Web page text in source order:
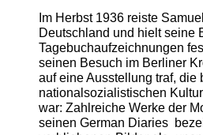
Im Herbst 1936 reiste
Deutschland und hielt seine
Tagebuchaufzeichnungen
seinen Besuch im Berliner
auf eine Ausstellung traf, die
nationalsozialistischen
war: Zahlreiche Werke der
seinen German Diaries